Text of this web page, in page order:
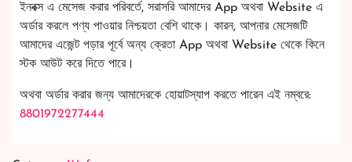
ইনবক্স এ মেসেজ করার পরিবর্তে, সরাসরি আমাদের App অথবা Website এ
অর্ডার করলে পণ্য পাওয়ার নিশ্চয়তা বেশি থাকে। কারন, আপনার মেসেজটি
আমাদের এজেন্ট পড়ার পূর্বে অন্য ক্রেতা App অথবা Website থেকে কিনে
স্টক আউট করে দিতে পারে।
অথবা অর্ডার করার জন্য আমাদেরকে হোয়াটস্যাপ করতে পারেন এই নম্বরে:
8801972277444